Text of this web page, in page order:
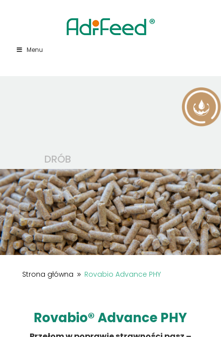
Menu
DRÓB
Strona główna 9 Rovabio Advance PHY
Rovabio® Advance PHY